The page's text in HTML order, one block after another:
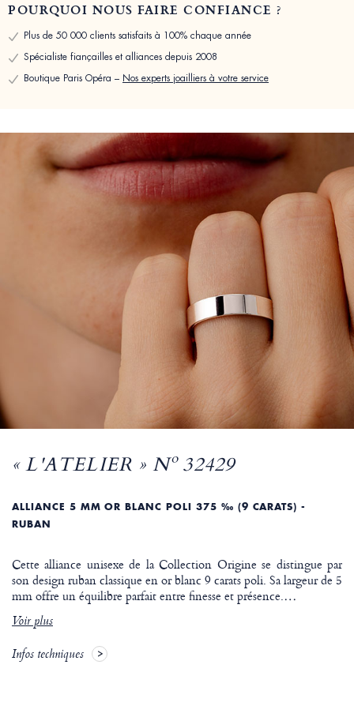
POURQUOI NOUS FAIRE CONFIANCE ?
Plus de 50 000 clients satisfaits à 100% chaque année
Spécialiste fiançailles et alliances depuis 2008
Boutique Paris Opéra – Nos experts joailliers à votre service
« L'ATELIER » Nº 32429
ALLIANCE 5 MM OR BLANC POLI 375 ‰ (9 CARATS) -
RUBAN
Cette alliance unisexe de la Collection Origine se distingue par
son design ruban classique en or blanc 9 carats poli. Sa largeur de 5
mm offre un équilibre parfait entre finesse et présence.…
Voir plus
Infos techniques